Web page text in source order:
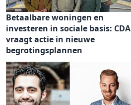
Betaalbare woningen en
investeren in sociale basis: CDA
vraagt actie in nieuwe
begrotingsplannen